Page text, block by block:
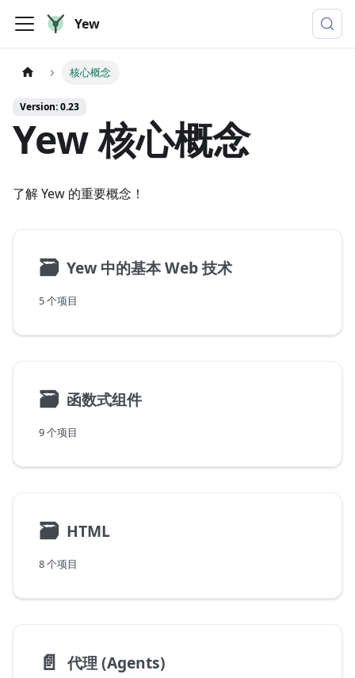
Yew
核心概念
Version: 0.23
Yew 核心概念
了解 Yew 的重要概念！
🗃 Yew 中的基本 Web 技术
5 个项目
🗃 函数式组件
9 个项目
🗃 HTML
8 个项目
📄️ 代理 (Agents)